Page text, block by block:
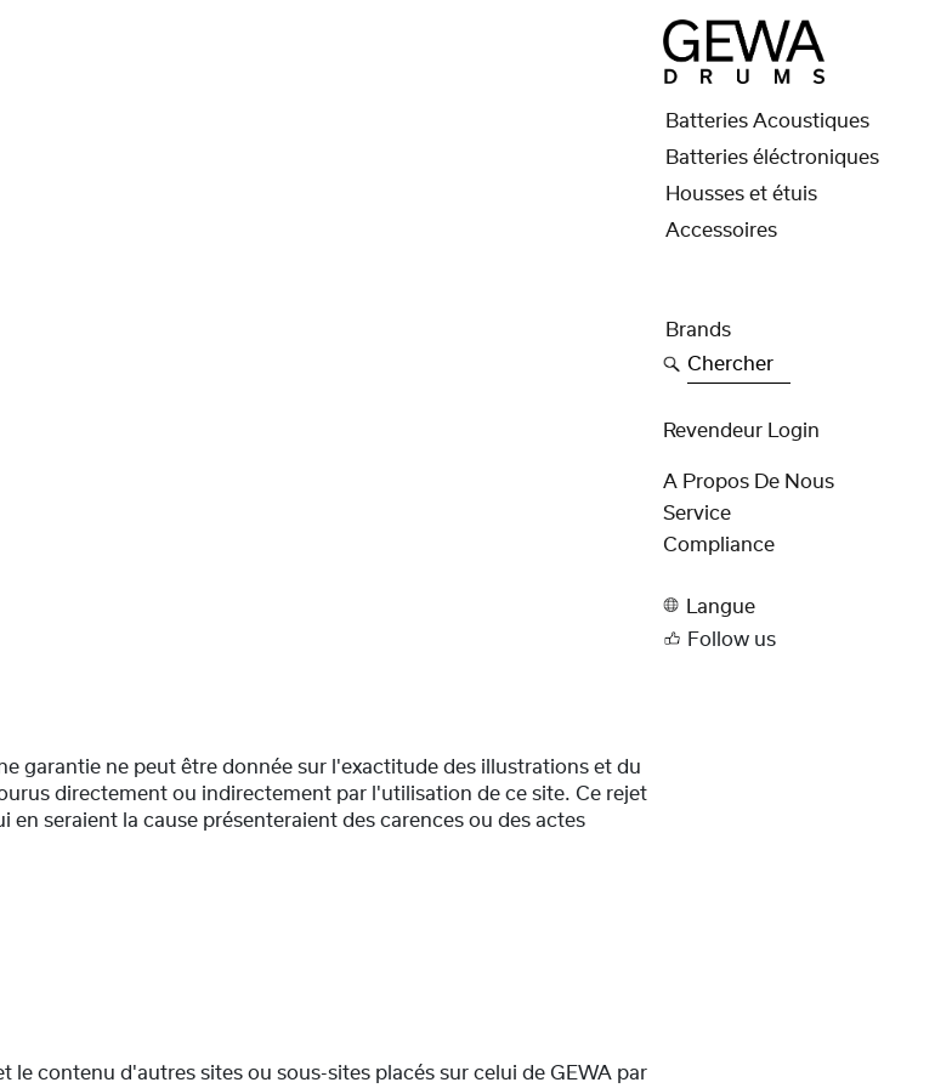
garantie ne peut être donnée sur l'exactitude des illustrations et du
directement ou indirectement par l'utilisation de ce site. Ce rejet
seraient la cause présenteraient des carences ou des actes
contenu d'autres sites ou sous-sites placés sur celui de GEWA par
Batteries Acoustiques
Batteries éléctroniques
Housses et étuis
Accessoires
Brands
Chercher
Revendeur Login
A Propos De Nous
Service
Compliance
Langue
Follow us